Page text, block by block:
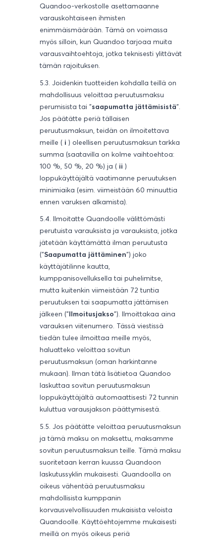
Quandoo-verkostolle asettamaanne
varauskohtaiseen ihmisten
enimmäismäärään. Tämä on voimassa
myös silloin, kun Quandoo tarjoaa muita
varausvaihtoehtoja, jotka teknisesti ylittävät
tämän rajoituksen.
5.3. Joidenkin tuotteiden kohdalla teillä on
mahdollisuus veloittaa peruutusmaksu
perumisista tai "saapumatta jättämisistä".
Jos päätätte periä tällaisen
peruutusmaksun, teidän on ilmoitettava
meille ( i ) oleellisen peruutusmaksun tarkka
summa (saatavilla on kolme vaihtoehtoa:
100 %, 50 %, 20 %) ja ( ii )
loppukäyttäjältä vaatimanne peruutuksen
minimiaika (esim. viimeistään 60 minuuttia
ennen varuksen alkamista).
5.4. Ilmoitatte Quandoolle välittömästi
perutuista varauksista ja varauksista, jotka
jätetään käyttämättä ilman peruutusta
("Saapumatta jättäminen") joko
käyttäjätilinne kautta,
kumppanisovelluksella tai puhelimitse,
mutta kuitenkin viimeistään 72 tuntia
peruutuksen tai saapumatta jättämisen
jälkeen ("Ilmoitusjakso"). Ilmoittakaa aina
varauksen viitenumero. Tässä viestissä
tiedän tulee ilmoittaa meille myös,
haluatteko veloittaa sovitun
peruutusmaksun (oman harkintanne
mukaan). Ilman tätä lisätietoa Quandoo
laskuttaa sovitun peruutusmaksun
loppukäyttäjältä automaattisesti 72 tunnin
kuluttua varausjakson päättymisestä.
5.5. Jos päätätte veloittaa peruutusmaksun
ja tämä maksu on maksettu, maksamme
sovitun peruutusmaksun teille. Tämä maksu
suoritetaan kerran kuussa Quandoon
laskutussyklin mukaisesti. Quandoolla on
oikeus vähentää peruutusmaksu
mahdollisista kumppanin
korvausvelvollisuuden mukaisista veloista
Quandoolle. Käyttöehtojemme mukaisesti
meillä on myös oikeus periä